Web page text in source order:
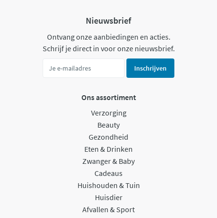
Nieuwsbrief
Ontvang onze aanbiedingen en acties.
Schrijf je direct in voor onze nieuwsbrief.
Inschrijven
Ons assortiment
Verzorging
Beauty
Gezondheid
Eten & Drinken
Zwanger & Baby
Cadeaus
Huishouden & Tuin
Huisdier
Afvallen & Sport